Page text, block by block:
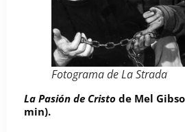
Fotograma deLa Strada
La Pasión de Cristo de Mel
min).